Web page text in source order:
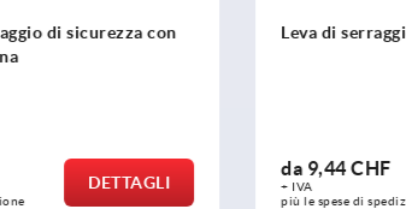
Leva di serraggio
9,44 CHF
più le spese di spedizione
DETTAGLI